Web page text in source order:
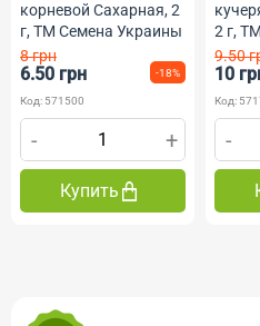
корневой Сахарная, 2
г, ТМ Семена Украины
8 грн
6.50 грн -18%
Код: 571500
- +
Купить
2 г,
9.50
10
Код:
-